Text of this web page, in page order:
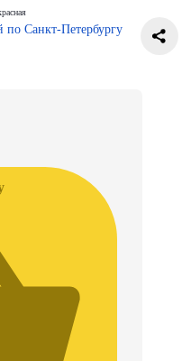
по Санкт-Петербургу
В корзину